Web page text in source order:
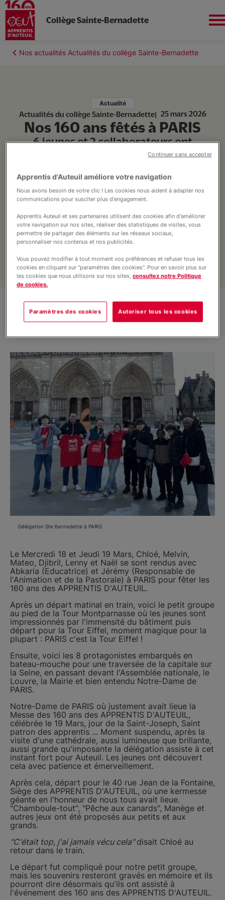
Collège Sainte-Bernadette
L'établissement
Ça se passe à Sainte-Bernadette !
Contact
Liens utiles
Fil Nos actualités Actualités du collège Sainte-Bernadette
Actualité
Actualités du collège Sainte-Bernadette 25 mars 2026
Nos 160 ans fêtés à PARIS
6 jeunes et 2 collaborateurs ont
rejoints Virginie RAVAT pour la fête
d'APPRENTIS D'AUTEUIL.
Délégation Ste Bernadette à PARIS
Le Mercredi 18 et Jeudi 19 Mars, Chloé, Melvin,
Mateo, Djibril, Lenny et Naël se sont rendus avec
Abkaria (Educatrice) et Jérémy (Responsable de
l'Animation et de la Pastorale) à PARIS pour fêter les
160 ans des APPRENTIS D'AUTEUIL.
Après un départ matinal en train, voici le petit groupe
au pied de la Tour Montparnasse où les jeunes sont
impressionnés par l'immensité du bâtiment puis
départ pour la Tour Eiffel, moment magique pour la
plupart : PARIS c'est la Tour Eiffel !
Ensuite, voici les 8 protagonistes embarqués en
bateau-mouche pour une traversée de la capitale sur
la Seine, en passant devant l'Assemblée nationale, le
Louvre, la Mairie et bien entendu Notre-Dame de
PARIS.
Notre-Dame de PARIS où justement avait lieue la
Messe des 160 ans des APPRENTIS D'AUTEUIL,
célébrée le 19 Mars, jour de la Saint-Joseph, Saint
patron des apprentis ... Moment suspendu, après la
visite d'une cathédrale, aussi lumineuse que brillante,
aussi grande qu'imposante la délégation assiste à cet
instant fort pour Auteuil. Les jeunes ont découvert
cela avec patience et émerveillement.
Après cela, départ pour le 40 rue Jean de la Fontaine,
Siège des APPRENTIS D'AUTEUIL, où une kermesse
géante en l'honneur de nous tous avait lieue.
"Chamboule-tout", "Pêche aux canards", Manège et
autres jeux ont été proposés aux petits et aux
grands.
"C'était top, j'ai jamais vécu cela"disait Chloé au
retour dans le train.
Le départ fut compliqué pour notre petit groupe,
mais les souvenirs resteront gravés en mémoire et ils
pourront dire désormais qu'ils ont assisté à
l'événement des 160 ans des APPRENTIS D'AUTEUIL.
Apprentis d'Auteuil améliore votre navigation
Nous avons besoin de votre clic ! Les cookies nous aident à adapter nos
communications pour susciter plus d'engagement.
Apprentis Auteuil et ses partenaires utilisent des cookies afin d'améliorer
votre navigation sur nos sites, réaliser des statistiques de visites, vous
permettre de partager des éléments sur les réseaux sociaux,
personnaliser nos contenus et nos publicités.
Vous pouvez modifier à tout moment vos préférences et refuser tous les
cookies en cliquant sur "paramètres des cookies". Pour en savoir plus sur
les cookies que nous utilisons sur nos sites,consultez notre Politique
de cookies.
Paramètres des cookies Autoriser tous les cookies
Continuer sans accepter